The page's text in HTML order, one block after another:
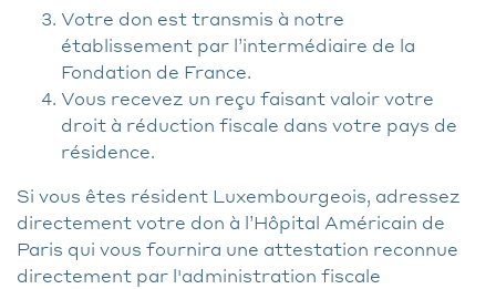
Votre don est transmis à notre
établissement par l’intermédiaire de la
Fondation de France.
Vous recevez un reçu faisant valoir votre
droit à réduction fiscale dans votre pays de
résidence.
Si vous êtes résident Luxembourgeois, adressez
directement votre don à l’Hôpital Américain de
Paris qui vous fournira une attestation reconnue
directement par l'administration fiscale